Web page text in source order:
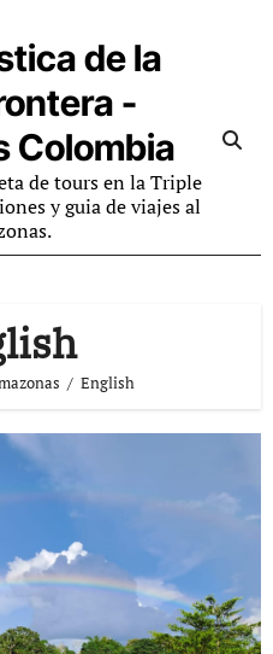
de la
-
Colombia
de tours en la Triple
y guia de viajes al
English